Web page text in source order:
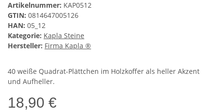
Artikelnummer: KAP0512
GTIN: 0814647005126
HAN: 05_12
Kategorie: Kapla Steine
Hersteller: Firma Kapla ®
40 weiße Quadrat-Plättchen im Holzkoffer als heller Akzent
und Aufheller.
18,90 €